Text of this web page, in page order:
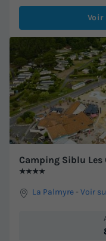
Voir
Camping Siblu
★★★★
La Palmyre -Voir